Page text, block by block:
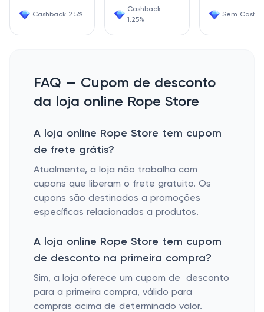
Cashback 2.5%
Cashback
1.25%
Sem
FAQ — Cupom de desconto
da loja online Rope Store
A loja online Rope Store tem cupom
de frete grátis?
Atualmente, a loja não trabalha com
cupons que liberam o frete gratuito. Os
cupons são destinados a promoções
específicas relacionadas a produtos.
A loja online Rope Store tem cupom
de desconto na primeira compra?
Sim, a loja oferece um cupom de desconto
para a primeira compra, válido para
compras acima de determinado valor.